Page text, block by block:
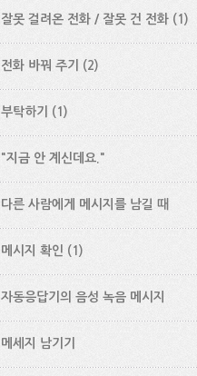
잘못 걸려온 전화 / 잘못 건 전화 (1)
전화 바꿔 주기 (2)
부탁하기 (1)
"지금 안 계신데요."
다른 사람에게 메시지를 남길 때
메시지 확인 (1)
자동응답기의 음성 녹음 메시지
메세지 남기기